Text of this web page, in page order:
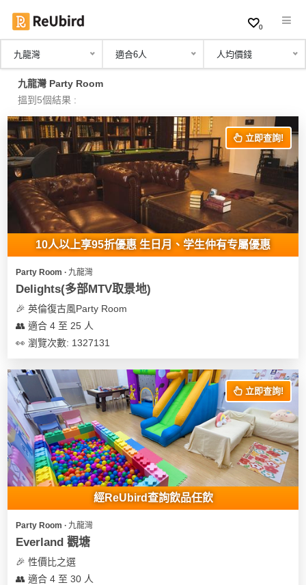
繁
中
EN
登
入
服
務
及
產
品
類
Party
Room
到
會
特
色
蛋
活
動
類
型
Party
朋
友
動
攻
略
0
九龍灣 適合6人 人均價錢
九龍灣 Party Room
搵到5個結果 :
立即查詢!
10人以上享95折優惠 生日月、学生仲有专屬優惠
Party Room ∙ 九龍灣
Delights(多部MTV取景地)
🎉 英倫復古風Party Room
👥 適合 4 至 25 人
👀 瀏覽次數: 1327131
立即查詢!
經ReUbird查詢飲品任飲
Party Room ∙ 九龍灣
Everland 觀塘
🎉 性價比之選
👥 適合 4 至 30 人